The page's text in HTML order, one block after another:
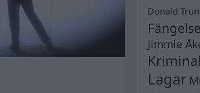
Donald
Fängelse
Jimmie
Lagar